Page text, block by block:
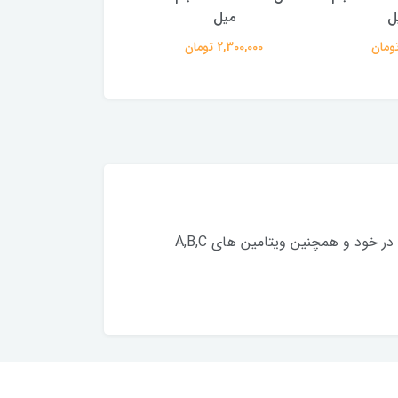
میل
2,300,000 تومان
كسانى كه شما را مى بينند محو زيبايى شما مى شوند اين برنزه كننده فوق پيشرفته و فوق تيره فورى با ملانين موجود در خود و همچنين ويتامين هاى A,B,C